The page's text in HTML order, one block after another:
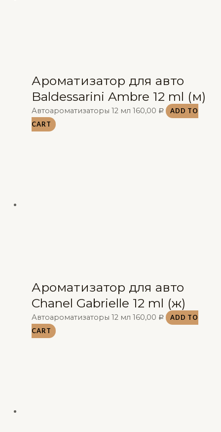
Ароматизатор для авто
Baldessarini Ambre 12 ml (м)
Автоароматизаторы 12 мл 160,00 Р
ADD TO
CART
Ароматизатор для авто
Chanel Gabrielle 12 ml (ж)
Автоароматизаторы 12 мл 160,00 Р
ADD TO
CART